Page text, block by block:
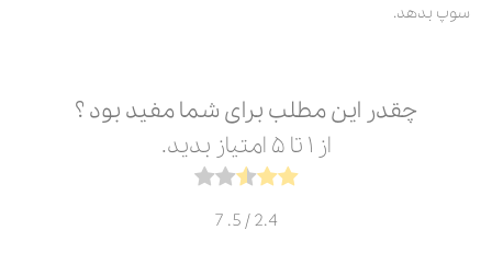
سوپ بدهد.
چقدر این مطلب برای شما مفید بود ؟
از ۱ تا ۵ امتیاز بدید.
2.4
/ 5.
7